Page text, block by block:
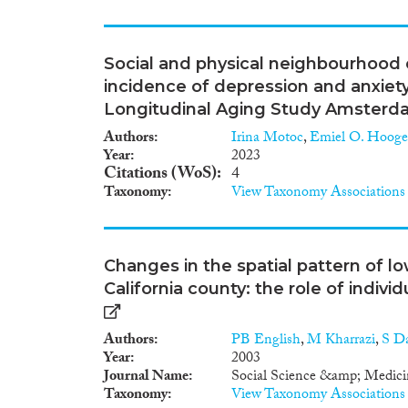
werden in der Studie
mit Blick auf
untersucht die Mikroebene
Zeitraum für eine deutsche
auf, die in der deutschen
Flucht- und
wurden, stehen im Fokus
innerstädtischer Mobilität
Quartiersentwicklung
wiederkehrende Muster und
lokalen Umgang mit
zwischen den 1890er und
intensiver Zuwanderung.
Ansätze arbeitet das Projekt
die Entwicklungen auf
Social and physical neighbourhood
incidence of depression and
Longitudinal Aging Study
Authors Irina Motoc,Emiel O.
Year 2023
Citations (WoS) 4
Taxonomy View Taxonomy Associations
Changes in the spatial pattern of
California county: the role of
Authors PB English,M Kharrazi,S
Year 2003
Journal Name Social Science &amp;
Taxonomy View Taxonomy Associations